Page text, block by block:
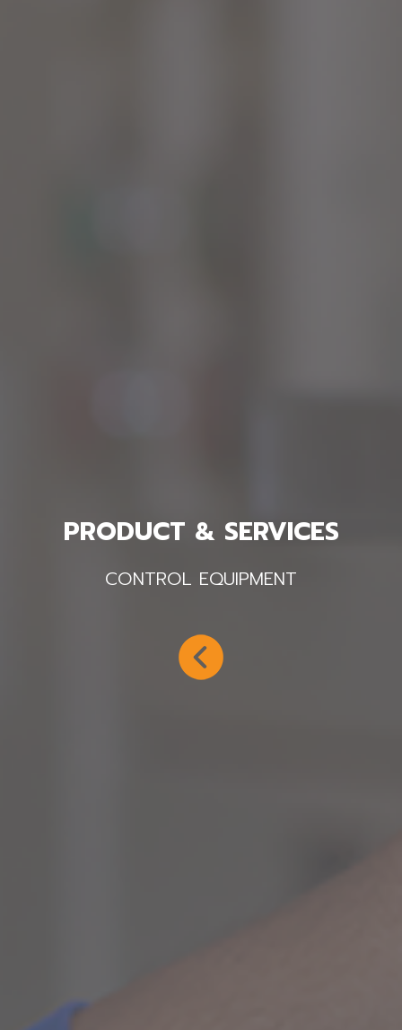
PRODUCT & SERVICES
CONTROL EQUIPMENT